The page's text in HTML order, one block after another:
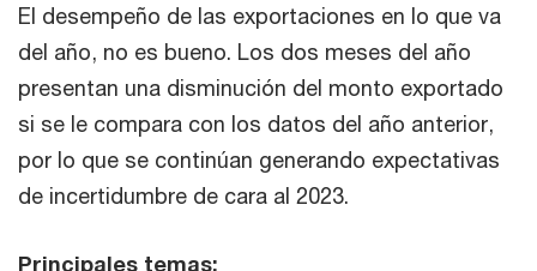
El desempeño de las exportaciones en lo que va
del año, no es bueno. Los dos meses del año
presentan una disminución del monto exportado
si se le compara con los datos del año anterior,
por lo que se continúan generando expectativas
de incertidumbre de cara al 2023.
Principales temas: